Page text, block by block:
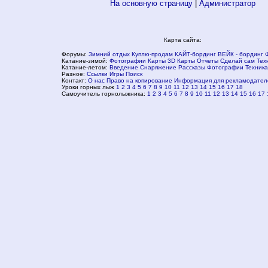
На основную страницу Администратор
Карта сайта:
Форумы: Зимний отдых Куплю-продам КАЙТ-бординг ВЕЙК - бординг
Катание-зимой: Фотографии Карты 3D Карты Отчеты Сделай сам
Катание-летом: Введение Снаряжение Рассказы Фотографии
Разное: Ссылки Игры Поиск
Контакт: О нас Право на копирование Информация для
Уроки горных лыж 1 2 3 4 5 6 7 8 9 10 11 12 13 14 15 16 17 18
Самоучитель горнолыжника: 1 2 3 4 5 6 7 8 9 10 11 12 13 14 15 16 17